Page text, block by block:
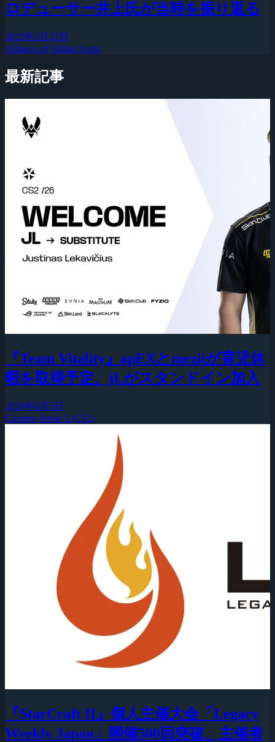
ロデューサー井上氏が当時を振り返る
2025年2月22日
Alliance of Valiant Arms
最新記事
『Team Vitality』apEXとmeziiが育児休
暇を取得予定、jLがスタンドイン加入
2026年8月5日
Counter-Strike 2 (CS2)
『StarCraft II』個人主催大会「Legacy
Weekly Japan」開催500回突破、主催者